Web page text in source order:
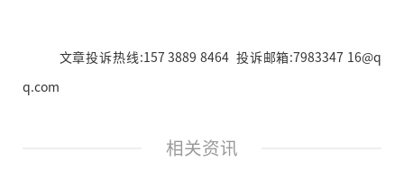
文章投诉热线:157 3889 8464 投诉邮箱:7983347 16@q
q.com
相关资讯